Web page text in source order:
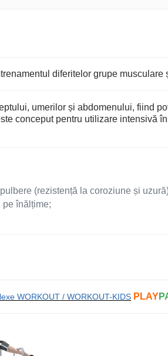
diferitelor grupe musculare
umerilor și abdomenului, fiind
conceput pentru utilizare intensivă
(rezistență la coroziune și
pe înălțime;
WORKOUT / WORKOUT-KIDS PLAY